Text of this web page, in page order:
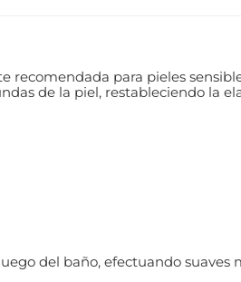
para pieles
de la piel, restableciendo la
del baño, efectuando suaves